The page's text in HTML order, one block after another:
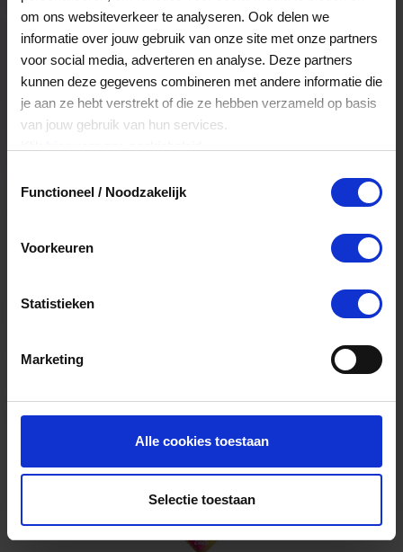
om ons websiteverkeer te analyseren. Ook delen we
informatie over jouw gebruik van onze site met onze partners
voor social media, adverteren en analyse. Deze partners
kunnen deze gegevens combineren met andere informatie die
je aan ze hebt verstrekt of die ze hebben verzameld op basis
van jouw gebruik van hun services.
Functioneel / Noodzakelijk
Voorkeuren
Statistieken
Marketing
Alle cookies toestaan
Selectie toestaan
Veelgestelde Vragen
Hoelang blijft mijn saldo geldig?
Het volledige saldo op de VVV cadeaukaart
is minimaal drie jaar geldig.
Kan ik het saldo in delen besteden?
cadeaukaart in delen uitgeven.
Ja, je mag het saldo van je VVV
cadeaukaart in delen uitgeven.